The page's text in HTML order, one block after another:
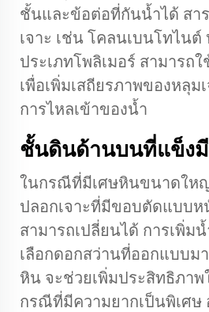
ชั้นและข้อต่อที่กันน้ำได้ สา
เจาะ เช่น โคลนเบนโทไนต์
ประเภทโพลิเมอร์ สามารถ
เพื่อเพิ่มเสถียรภาพของหลุม
การไหลเข้าของน้ำ
ชั้นดินด้านบนที่แข็ง
ในกรณีที่มีเศษหินขนาดให
ปลอกเจาะที่มีขอบตัดแบบ
สามารถเปลี่ยนได้ การเพิ่ม
เลือกดอกสว่านที่ออกแบบมา
หิน จะช่วยเพิ่มประสิทธิภาพ
กรณีที่มีความยากเป็นพิเศษ